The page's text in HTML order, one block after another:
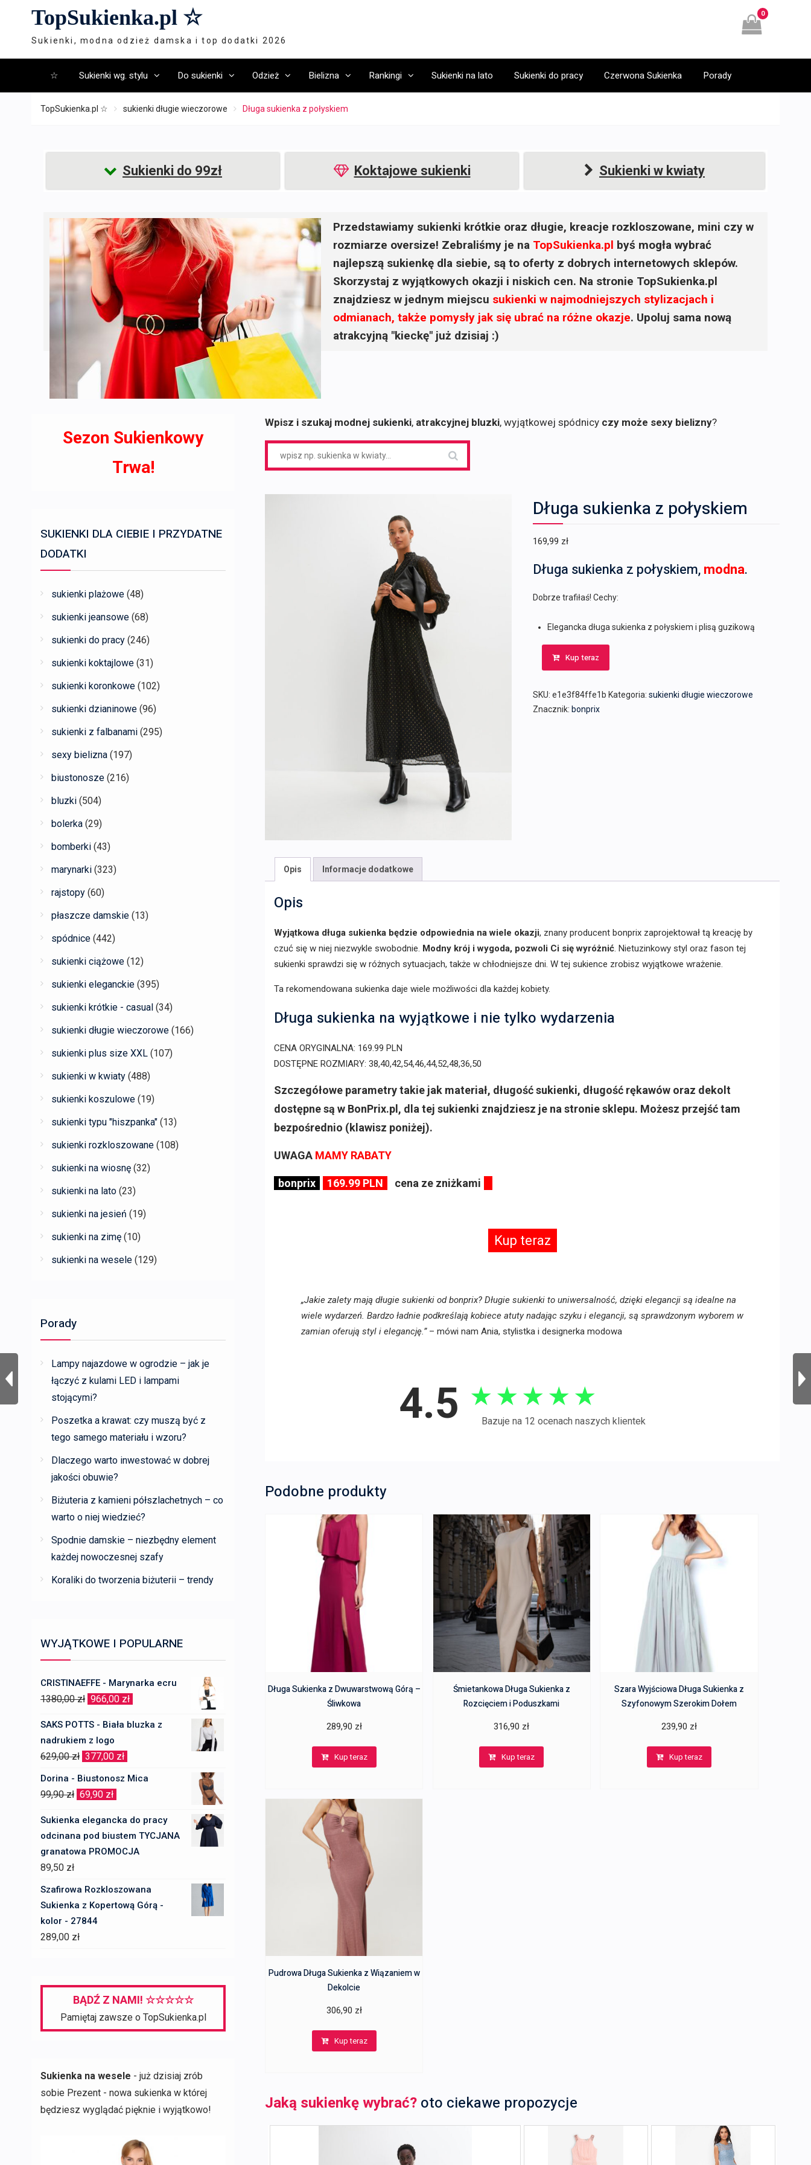
TopSukienka.pl ☆
Sukienki, modna odzież damska i top dodatki 2026
0
☆ Sukienki wg. stylu Do sukienki Odzież Bielizna Rankingi Sukienki na lato Sukienki do pracy Czerwona Sukienka Porady
TopSukienka.pl ☆ sukienki długie wieczorowe Długa sukienka z połyskiem
Sukienki do 99zł Koktajowe sukienki Sukienki w kwiaty
Przedstawiamy sukienki krótkie oraz długie, kreacje rozkloszowane, mini czy w
rozmiarze oversize! Zebraliśmy je na TopSukienka.pl byś mogła wybrać
najlepszą sukienkę dla siebie, są to oferty z dobrych internetowych sklepów.
Skorzystaj z wyjątkowych okazji i niskich cen. Na stronie TopSukienka.pl
znajdziesz w jednym miejscu sukienki w najmodniejszych stylizacjach i
odmianach, także pomysły jak się ubrać na różne okazje. Upoluj sama nową
atrakcyjną "kieckę" już dzisiaj :)
Wpisz i szukaj modnej sukienki, atrakcyjnej bluzki, wyjątkowej spódnicy czy może sexy bielizny?
Długa sukienka z połyskiem
169,99 zł
Długa sukienka z połyskiem,modna.
Dobrze trafiłaś! Cechy:
Elegancka długa sukienka z połyskiem i plisą guzikową
Kup teraz
SKU: e1e3f84ffe1b Kategoria: sukienki długie wieczorowe
Znacznik: bonprix
Opis Informacje dodatkowe
Opis
Wyjątkowa długa sukienka będzie odpowiednia na wiele okazji, znany producent bonprix zaprojektował tą kreację by
czuć się w niej niezwykle swobodnie. Modny krój i wygoda, pozwoli Ci się wyróżnić. Nietuzinkowy styl oraz fason tej
sukienki sprawdzi się w różnych sytuacjach, także w chłodniejsze dni. W tej sukience zrobisz wyjątkowe wrażenie.
Ta rekomendowana sukienka daje wiele możliwości dla każdej kobiety.
Długa sukienka na wyjątkowe i nie tylko wydarzenia
CENA ORYGINALNA: 169.99 PLN
DOSTĘPNE ROZMIARY: 38,40,42,54,46,44,52,48,36,50
Szczegółowe parametry takie jak materiał, długość sukienki, długość rękawów oraz dekolt
dostępne są w BonPrix.pl, dla tej sukienki znajdziesz je na stronie sklepu. Możesz przejść tam
bezpośrednio (klawisz poniżej).
UWAGA MAMY RABATY
bonprix 169.99 PLN cena ze zniżkami
Kup teraz
„Jakie zalety mają długie sukienki od bonprix? Długie sukienki to uniwersalność, dzięki elegancji są idealne na
wiele wydarzeń. Bardzo ładnie podkreślają kobiece atuty nadając szyku i elegancji, są sprawdzonym wyborem w
zamian oferują styl i elegancję.”– mówi nam Ania, stylistka i designerka modowa
4.5 ★ ★ ★ ★ ★
Bazuje na 12 ocenach naszych klientek
Podobne produkty
Długa Sukienka z Dwuwarstwową Górą –
Śliwkowa
289,90 zł
Kup teraz
Śmietankowa Długa Sukienka z
Rozcięciem i Poduszkami
316,90 zł
Kup teraz
Szara Wyjściowa Długa Sukienka z
Szyfonowym Szerokim Dołem
239,90 zł
Kup teraz
Pudrowa Długa Sukienka z Wiązaniem w
Dekolcie
306,90 zł
Kup teraz
Jaką sukienkę wybrać? oto ciekawe propozycje
Sezon Sukienkowy
Trwa!
SUKIENKI DLA CIEBIE I PRZYDATNE
DODATKI
sukienki plażowe (48)
sukienki jeansowe (68)
sukienki do pracy (246)
sukienki koktajlowe (31)
sukienki koronkowe (102)
sukienki dzianinowe (96)
sukienki z falbanami (295)
sexy bielizna (197)
biustonosze (216)
bluzki (504)
bolerka (29)
bomberki (43)
marynarki (323)
rajstopy (60)
płaszcze damskie (13)
spódnice (442)
sukienki ciążowe (12)
sukienki eleganckie (395)
sukienki krótkie - casual (34)
sukienki długie wieczorowe (166)
sukienki plus size XXL (107)
sukienki w kwiaty (488)
sukienki koszulowe (19)
sukienki typu "hiszpanka" (13)
sukienki rozkloszowane (108)
sukienki na wiosnę (32)
sukienki na lato (23)
sukienki na jesień (19)
sukienki na zimę (10)
sukienki na wesele (129)
Porady
Lampy najazdowe w ogrodzie – jak je
łączyć z kulami LED i lampami
stojącymi?
Poszetka a krawat: czy muszą być z
tego samego materiału i wzoru?
Dlaczego warto inwestować w dobrej
jakości obuwie?
Biżuteria z kamieni półszlachetnych – co
warto o niej wiedzieć?
Spodnie damskie – niezbędny element
każdej nowoczesnej szafy
Koraliki do tworzenia biżuterii – trendy
WYJĄTKOWE I POPULARNE
CRISTINAEFFE - Marynarka ecru
1380,00zł Pierwotna
1380,00 zł.
966,00 zł
SAKS POTTS - Biała bluzka z
nadrukiem z logo
629,00zł Pierwotna
cena
wynosiła:
377,00 zł
cena
Dorina - Biustonosz Mica
99,90zł Pierwotna
wynosiła:
99,90 zł.
69,90 zł
wynosi:
Sukienka elegancka do pracy
odcinana pod biustem TYCJANA
granatowa PROMOCJA
89,50 zł
Szafirowa Rozkloszowana
Sukienka z Kopertową Górą -
kolor - 27844
289,00 zł
BĄDŹ Z NAMI! ☆☆☆☆☆
Pamiętaj zawsze o TopSukienka.pl
Sukienka na wesele - już dzisiaj zrób
sobie Prezent - nowa sukienka w której
będziesz wyglądać pięknie i wyjątkowo!